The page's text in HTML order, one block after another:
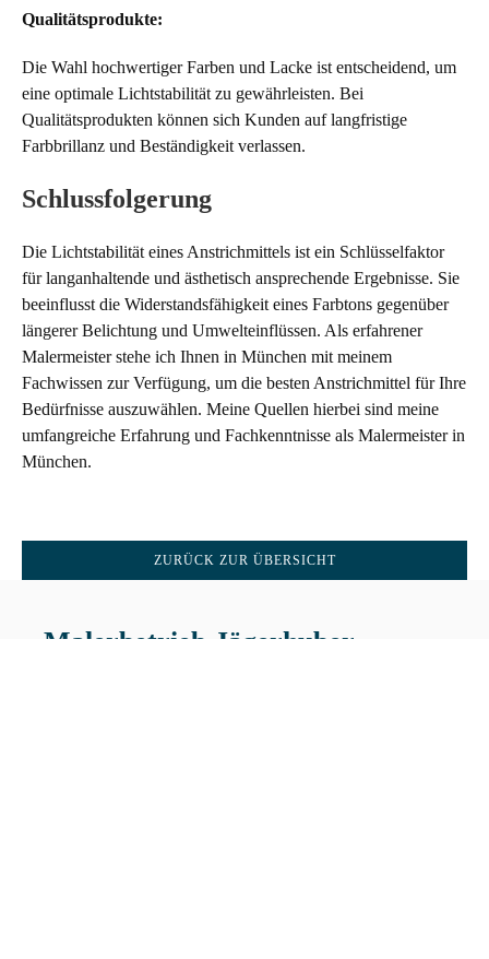
Qualitätsprodukte:
Die Wahl hochwertiger Farben und Lacke ist entscheidend, um
eine optimale Lichtstabilität zu gewährleisten. Bei
Qualitätsprodukten können sich Kunden auf langfristige
Farbbrillanz und Beständigkeit verlassen.
Schlussfolgerung
Die Lichtstabilität eines Anstrichmittels ist ein Schlüsselfaktor
für langanhaltende und ästhetisch ansprechende Ergebnisse. Sie
beeinflusst die Widerstandsfähigkeit eines Farbtons gegenüber
längerer Belichtung und Umwelteinflüssen. Als erfahrener
Malermeister stehe ich Ihnen in München mit meinem
Fachwissen zur Verfügung, um die besten Anstrichmittel für Ihre
Bedürfnisse auszuwählen. Meine Quellen hierbei sind meine
umfangreiche Erfahrung und Fachkenntnisse als Malermeister in
München.
ZURÜCK ZUR ÜBERSICHT
Malerbetrieb Jägerhuber